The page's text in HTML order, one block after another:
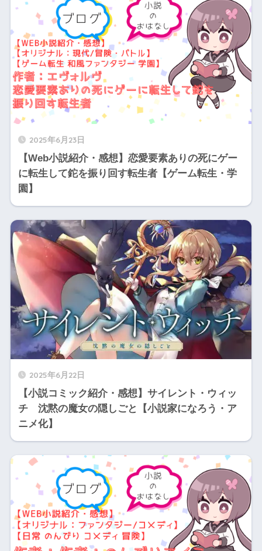
2025年6月23日
【Web小説紹介・感想】恋愛要素ありの死にゲー
に転生して鉈を振り回す転生者【ゲーム転生・学
園】
2025年6月22日
【小説コミック紹介・感想】サイレント・ウィッ
チ 沈黙の魔女の隠しごと【小説家になろう・ア
ニメ化】